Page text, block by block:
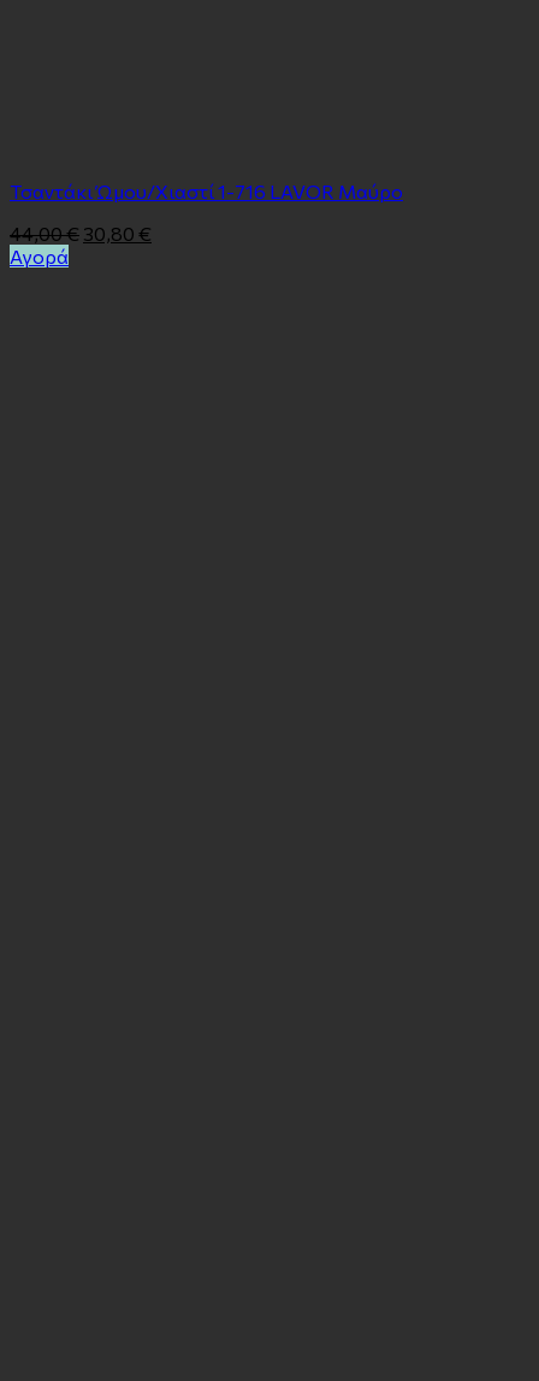
Τσαντάκι Ώμου/Χιαστί 1-716 LAVOR Μαύρο
44,00€ 30,80 €
Αγορά